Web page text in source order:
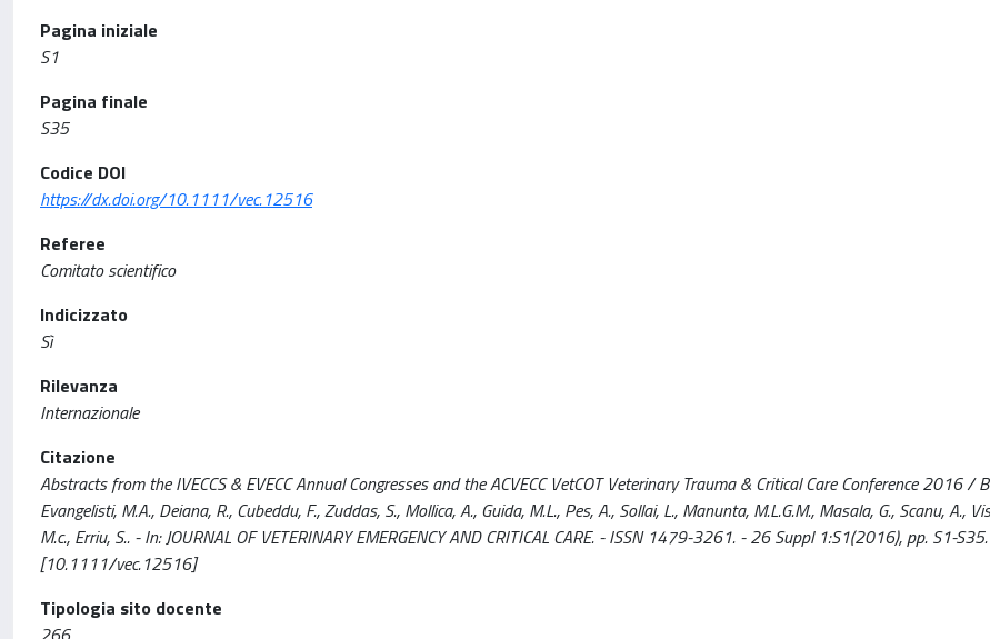
Pagina iniziale
S1
Pagina finale
S35
Codice DOI
https://dx.doi.org/10.1111/vec.12516
Referee
Comitato scientifico
Indicizzato
Sì
Rilevanza
Internazionale
Citazione
Abstracts from the IVECCS & EVECC Annual Congresses and the ACVECC VetCOT Veterinary Trauma & Critical Care Conference 2016 /
Evangelisti, M.A., Deiana, R., Cubeddu, F., Zuddas, S., Mollica, A., Guida, M.L., Pes, A., Sollai, L., Manunta, M.L.G.M., Masala, G., Scanu, A.,
M.c., Erriu, S.. - In: JOURNAL OF VETERINARY EMERGENCY AND CRITICAL CARE. - ISSN 1479-3261. - 26 Suppl 1:S1(2016), pp. S1-S35.
[10.1111/vec.12516]
Tipologia sito docente